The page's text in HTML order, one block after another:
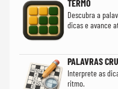
TERMO
Descubra a
dicas e avance
PALAVRAS
Interprete as
ritmo.